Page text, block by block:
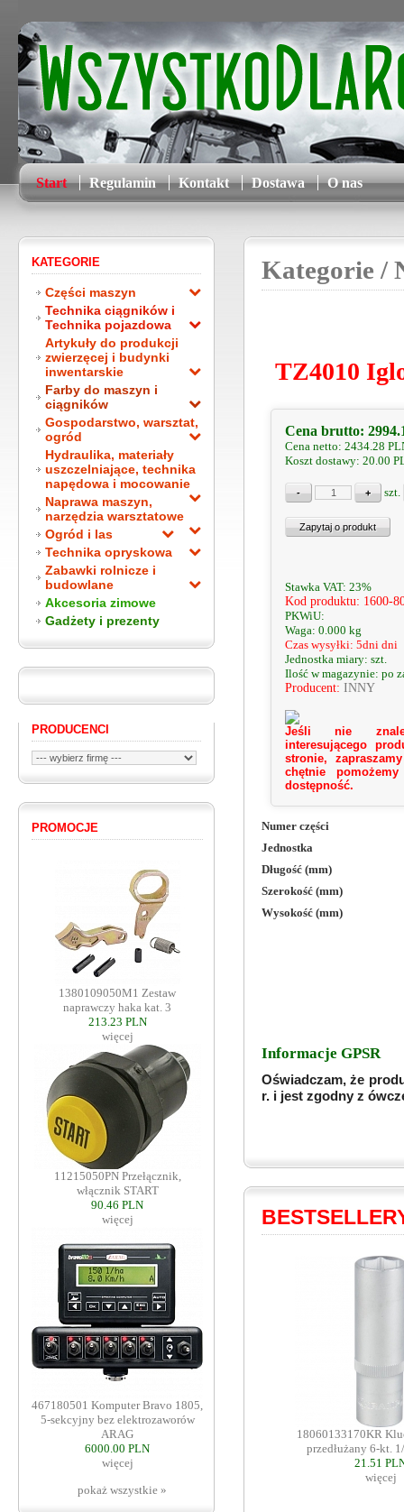
Start Regulamin Kontakt Dostawa O nas
KATEGORIE
Części maszyn
Technika ciągników i
Technika pojazdowa
Artykuły do produkcji
zwierzęcej i budynki
inwentarskie
Farby do maszyn i
ciągników
Gospodarstwo, warsztat,
ogród
Hydraulika, materiały
uszczelniające, technika
napędowa i mocowanie
Naprawa maszyn,
narzędzia warsztatowe
Ogród i las
Technika opryskowa
Zabawki rolnicze i
budowlane
Akcesoria zimowe
Gadżety i prezenty
PRODUCENCI
PROMOCJE
1380109050M1 Zestaw
naprawczy haka kat. 3
213.23 PLN
więcej
11215050PN Przełącznik,
włącznik START
90.46 PLN
więcej
467180501 Komputer Bravo 1805,
5-sekcyjny bez elektrozaworów
ARAG
6000.00 PLN
więcej
pokaż wszystkie »
Kategorie /
TZ4010
Cena brutto:
Cena netto: 2434.28
Koszt dostawy: 20.00
szt.
Stawka VAT: 23%
Kod produktu: 1600-
PKWiU:
Waga: 0.000 kg
Czas wysyłki: 5dni dni
Jednostka miary: szt.
Ilość w magazynie: po
Producent: INNY
Jeśli nie
interesującego
stronie,
chętnie
dostępność.
Numer części
Jednostka
Długość (mm)
Szerokość (mm)
Wysokość (mm)
Informacje GPSR
Oświadczam, że
r. i jest zgodny z
18060133170KR
przedłużany 6-kt.
21.51
więcej